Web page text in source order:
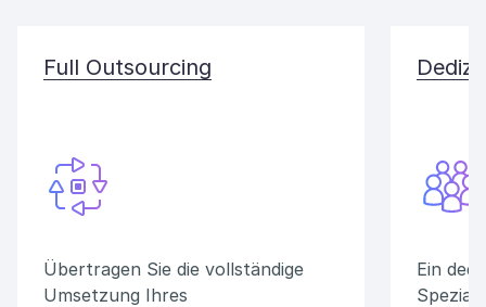
Full Outsourcing
Übertragen Sie die vollständige
Umsetzung Ihres
Ein